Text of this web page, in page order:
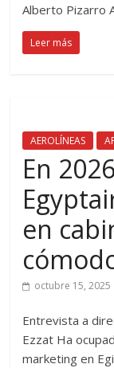
Alberto Pizarro
Leer más
AEROLÍNEAS
En
en
octubre 15, 2025
Entrevista a
Ezzat Ha
marketing en